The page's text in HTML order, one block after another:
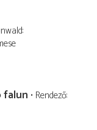
falun Rendező